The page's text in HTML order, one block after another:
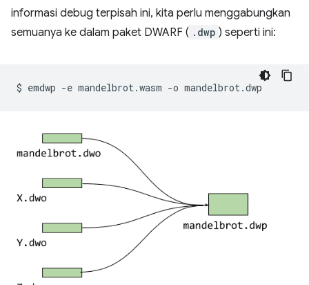
informasi debug terpisah ini, kita perlu menggabungkan
semuanya ke dalam paket DWARF ( .dwp ) seperti ini:
$ emdwp -e mandelbrot.wasm -o